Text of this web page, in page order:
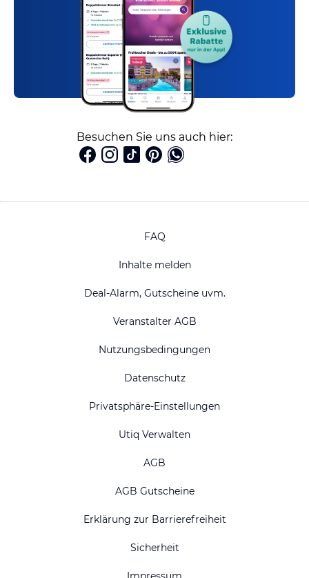
Besuchen Sie uns auch hier:
FAQ
Inhalte melden
Deal-Alarm, Gutscheine uvm.
Veranstalter AGB
Nutzungsbedingungen
Datenschutz
Privatsphäre-Einstellungen
Utiq Verwalten
AGB
AGB Gutscheine
Erklärung zur Barrierefreiheit
Sicherheit